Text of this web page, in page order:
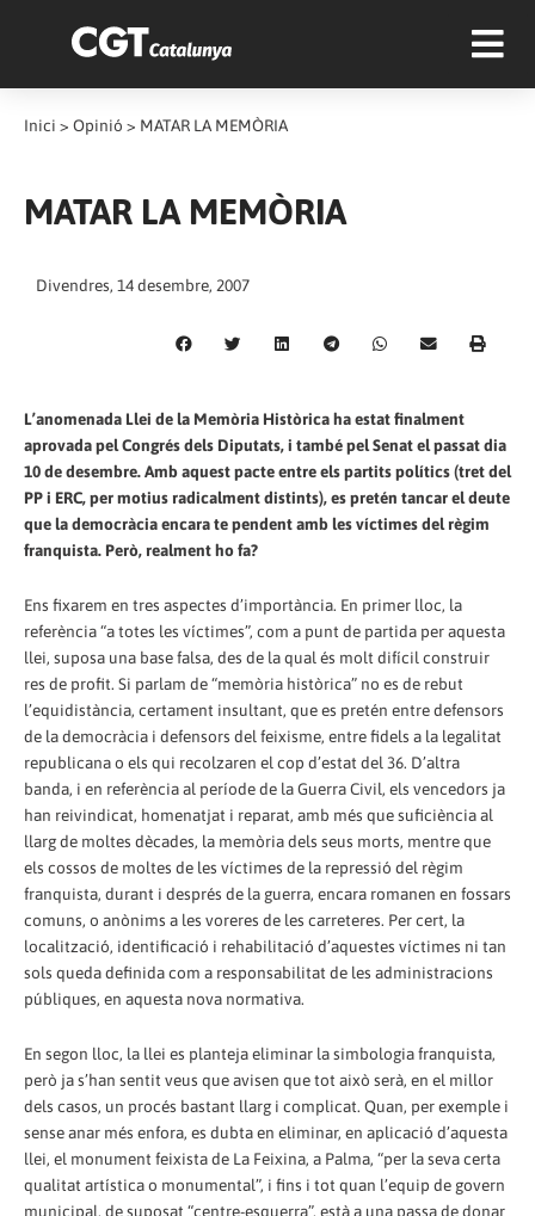
Inici > Opinió > MATAR LA MEMÒRIA
MATAR LA MEMÒRIA
Divendres, 14 desembre, 2007
L’anomenada Llei de la Memòria Històrica ha estat finalment
aprovada pel Congrés dels Diputats, i també pel Senat el passat dia
10 de desembre. Amb aquest pacte entre els partits polítics (tret del
PP i ERC, per motius radicalment distints), es pretén tancar el deute
que la democràcia encara te pendent amb les víctimes del règim
franquista. Però, realment ho fa?
Ens fixarem en tres aspectes d’importància. En primer lloc, la
referència “a totes les víctimes”, com a punt de partida per aquesta
llei, suposa una base falsa, des de la qual és molt difícil construir
res de profit. Si parlam de “memòria històrica” no es de rebut
l’equidistància, certament insultant, que es pretén entre defensors
de la democràcia i defensors del feixisme, entre fidels a la legalitat
republicana o els qui recolzaren el cop d’estat del 36. D’altra
banda, i en referència al període de la Guerra Civil, els vencedors ja
han reivindicat, homenatjat i reparat, amb més que suficiència al
llarg de moltes dècades, la memòria dels seus morts, mentre que
els cossos de moltes de les víctimes de la repressió del règim
franquista, durant i després de la guerra, encara romanen en fossars
comuns, o anònims a les voreres de les carreteres. Per cert, la
localització, identificació i rehabilitació d’aquestes víctimes ni tan
sols queda definida com a responsabilitat de les administracions
públiques, en aquesta nova normativa.
En segon lloc, la llei es planteja eliminar la simbologia franquista,
però ja s’han sentit veus que avisen que tot això serà, en el millor
dels casos, un procés bastant llarg i complicat. Quan, per exemple i
sense anar més enfora, es dubta en eliminar, en aplicació d’aquesta
llei, el monument feixista de La Feixina, a Palma, “per la seva certa
qualitat artística o monumental”, i fins i tot quan l’equip de govern
municipal, de suposat “centre-esquerra”, està a una passa de donar